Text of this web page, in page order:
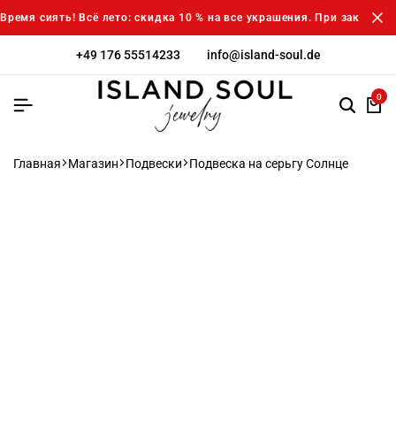
Время сиять! Всё лето: скидка 10 % на все украшения. При заказе
+49 176 55514233 info@island-soul.de
0
Главная Магазин Подвески Подвеска на серьгу Солнце